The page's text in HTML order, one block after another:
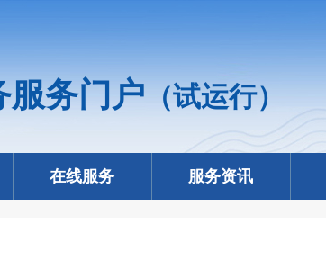
服务门户（试运行）
在线服务 服务资讯